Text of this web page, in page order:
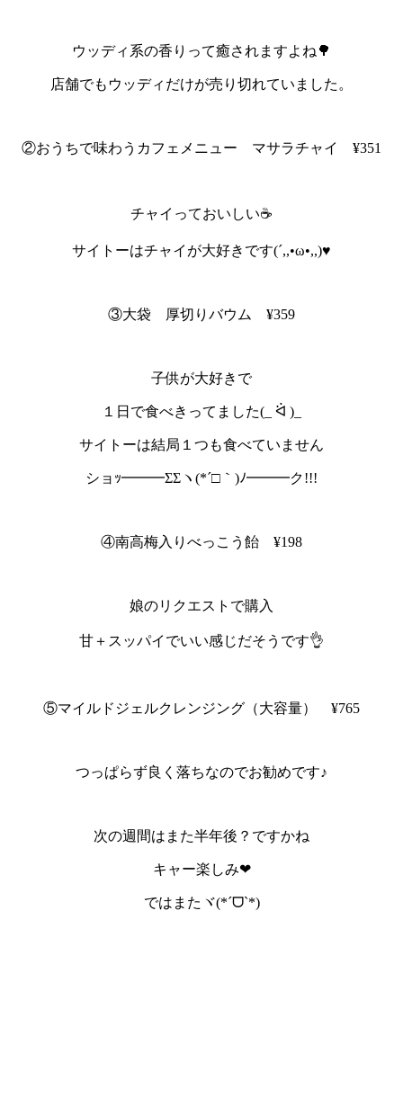
ウッディ系の香りって癒されますよね🌳
店舗でもウッディだけが売り切れていました。
②おうちで味わうカフェメニュー マサラチャイ ¥351
チャイっておいしい☕
サイトーはチャイが大好きです(´,,•ω•,,)♥
③大袋 厚切りバウム ¥359
子供が大好きで
１日で食べきってました(_ ᐛ )_
サイトーは結局１つも食べていません
ショｯ━━━ΣΣ ヽ (*´□ ｀ )ﾉ━━━ク!!!
④南高梅入りべっこう飴 ¥198
娘のリクエストで購入
甘＋スッパイでいい感じだそうです👌
⑤マイルドジェルクレンジング（大容量） ¥765
つっぱらず良く落ちなのでお勧めです♪
次の週間はまた半年後？ですかね
キャー楽しみ❤
ではまたヾ(*ˊᗜˋ*)